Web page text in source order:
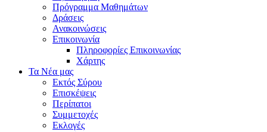
Πρόγραμμα Μαθημάτων
Δράσεις
Ανακοινώσεις
Επικοινωνία
Πληροφορίες Επικοινωνίας
Χάρτης
Τα Νέα μας
Εκτός Σύρου
Επισκέψεις
Περίπατοι
Συμμετοχές
Εκλογές